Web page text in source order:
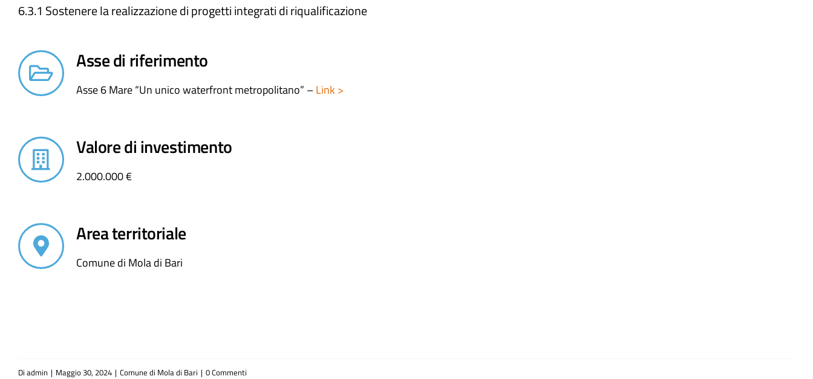
6.3.1 Sostenere la realizzazione di progetti integrati di riqualificazione
Asse di riferimento
Asse 6 Mare “Un unico waterfront metropolitano” –Link >
Valore di investimento
2.000.000 €
Area territoriale
Comune di Mola di Bari
Di admin | Maggio 30, 2024 | Comune di Mola di Bari | 0 Commenti